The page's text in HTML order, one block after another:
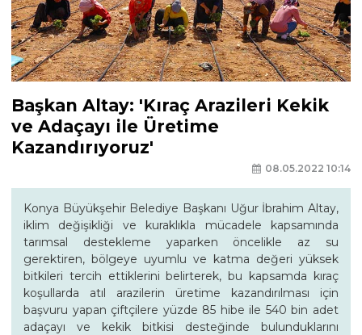
Başkan Altay: 'Kıraç Arazileri Kekik
ve Adaçayı ile Üretime
Kazandırıyoruz'
08.05.2022 10:14
Konya Büyükşehir Belediye Başkanı Uğur İbrahim Altay,
iklim değişikliği ve kuraklıkla mücadele kapsamında
tarımsal destekleme yaparken öncelikle az su
gerektiren, bölgeye uyumlu ve katma değeri yüksek
bitkileri tercih ettiklerini belirterek, bu kapsamda kıraç
koşullarda atıl arazilerin üretime kazandırılması için
başvuru yapan çiftçilere yüzde 85 hibe ile 540 bin adet
adaçayı ve kekik bitkisi desteğinde bulunduklarını